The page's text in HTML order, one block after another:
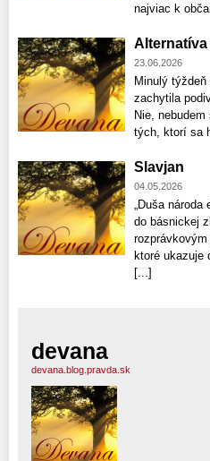
najviac k
23.06.2026
Minulý
zachytila
Nie,
tých, ktorí sa
Slavjan
04.05.2026
„Duša
do básnickej
ktoré ukazuje
[...]
devana
devana.blog.pravda.sk